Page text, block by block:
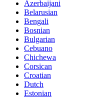
Azerbaijani
Belarusian
Bengali
Bosnian
Bulgarian
Cebuano
Chichewa
Corsican
Croatian
Dutch
Estonian